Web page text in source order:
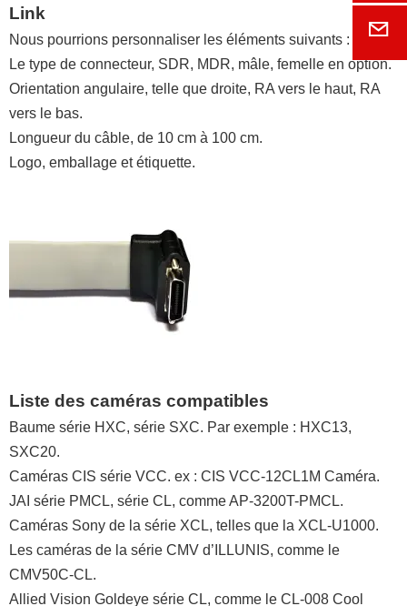
Link
Nous pourrions personnaliser les éléments suivants :
Le type de connecteur, SDR, MDR, mâle, femelle en option.
Orientation angulaire, telle que droite, RA vers le haut, RA
vers le bas.
Longueur du câble, de 10 cm à 100 cm.
Logo, emballage et étiquette.
Liste des caméras compatibles
Baume série HXC, série SXC. Par exemple : HXC13,
SXC20.
Caméras CIS série VCC. ex : CIS VCC-12CL1M Caméra.
JAI série PMCL, série CL, comme AP-3200T-PMCL.
Caméras Sony de la série XCL, telles que la XCL-U1000.
Les caméras de la série CMV d’ILLUNIS, comme le
CMV50C-CL.
Allied Vision Goldeye série CL, comme le CL-008 Cool
E-